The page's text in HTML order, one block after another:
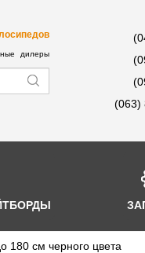
дилеры
(063)
180 см черного цвета